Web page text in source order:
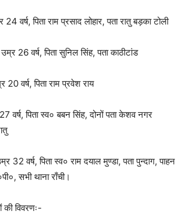
वर्ष, पिता राम प्रसाद लोहार, पता रातु बड़का टोली
26 वर्ष, पिता सुनिल सिंह, पता काठीटांड
वर्ष, पिता राम प्रवेश राय
वर्ष, पिता स्व० बबन सिंह, दोनों पता केशव नगर
32 वर्ष, पिता स्व० राम दयाल मुण्डा, पता पुन्दाग, पाहन
सभी थाना राँची।
की विवरणः-